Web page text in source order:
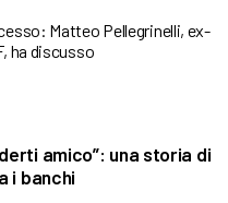
Matteo Pellegrinelli, ex-
ha discusso
amico”: una storia di
i banchi